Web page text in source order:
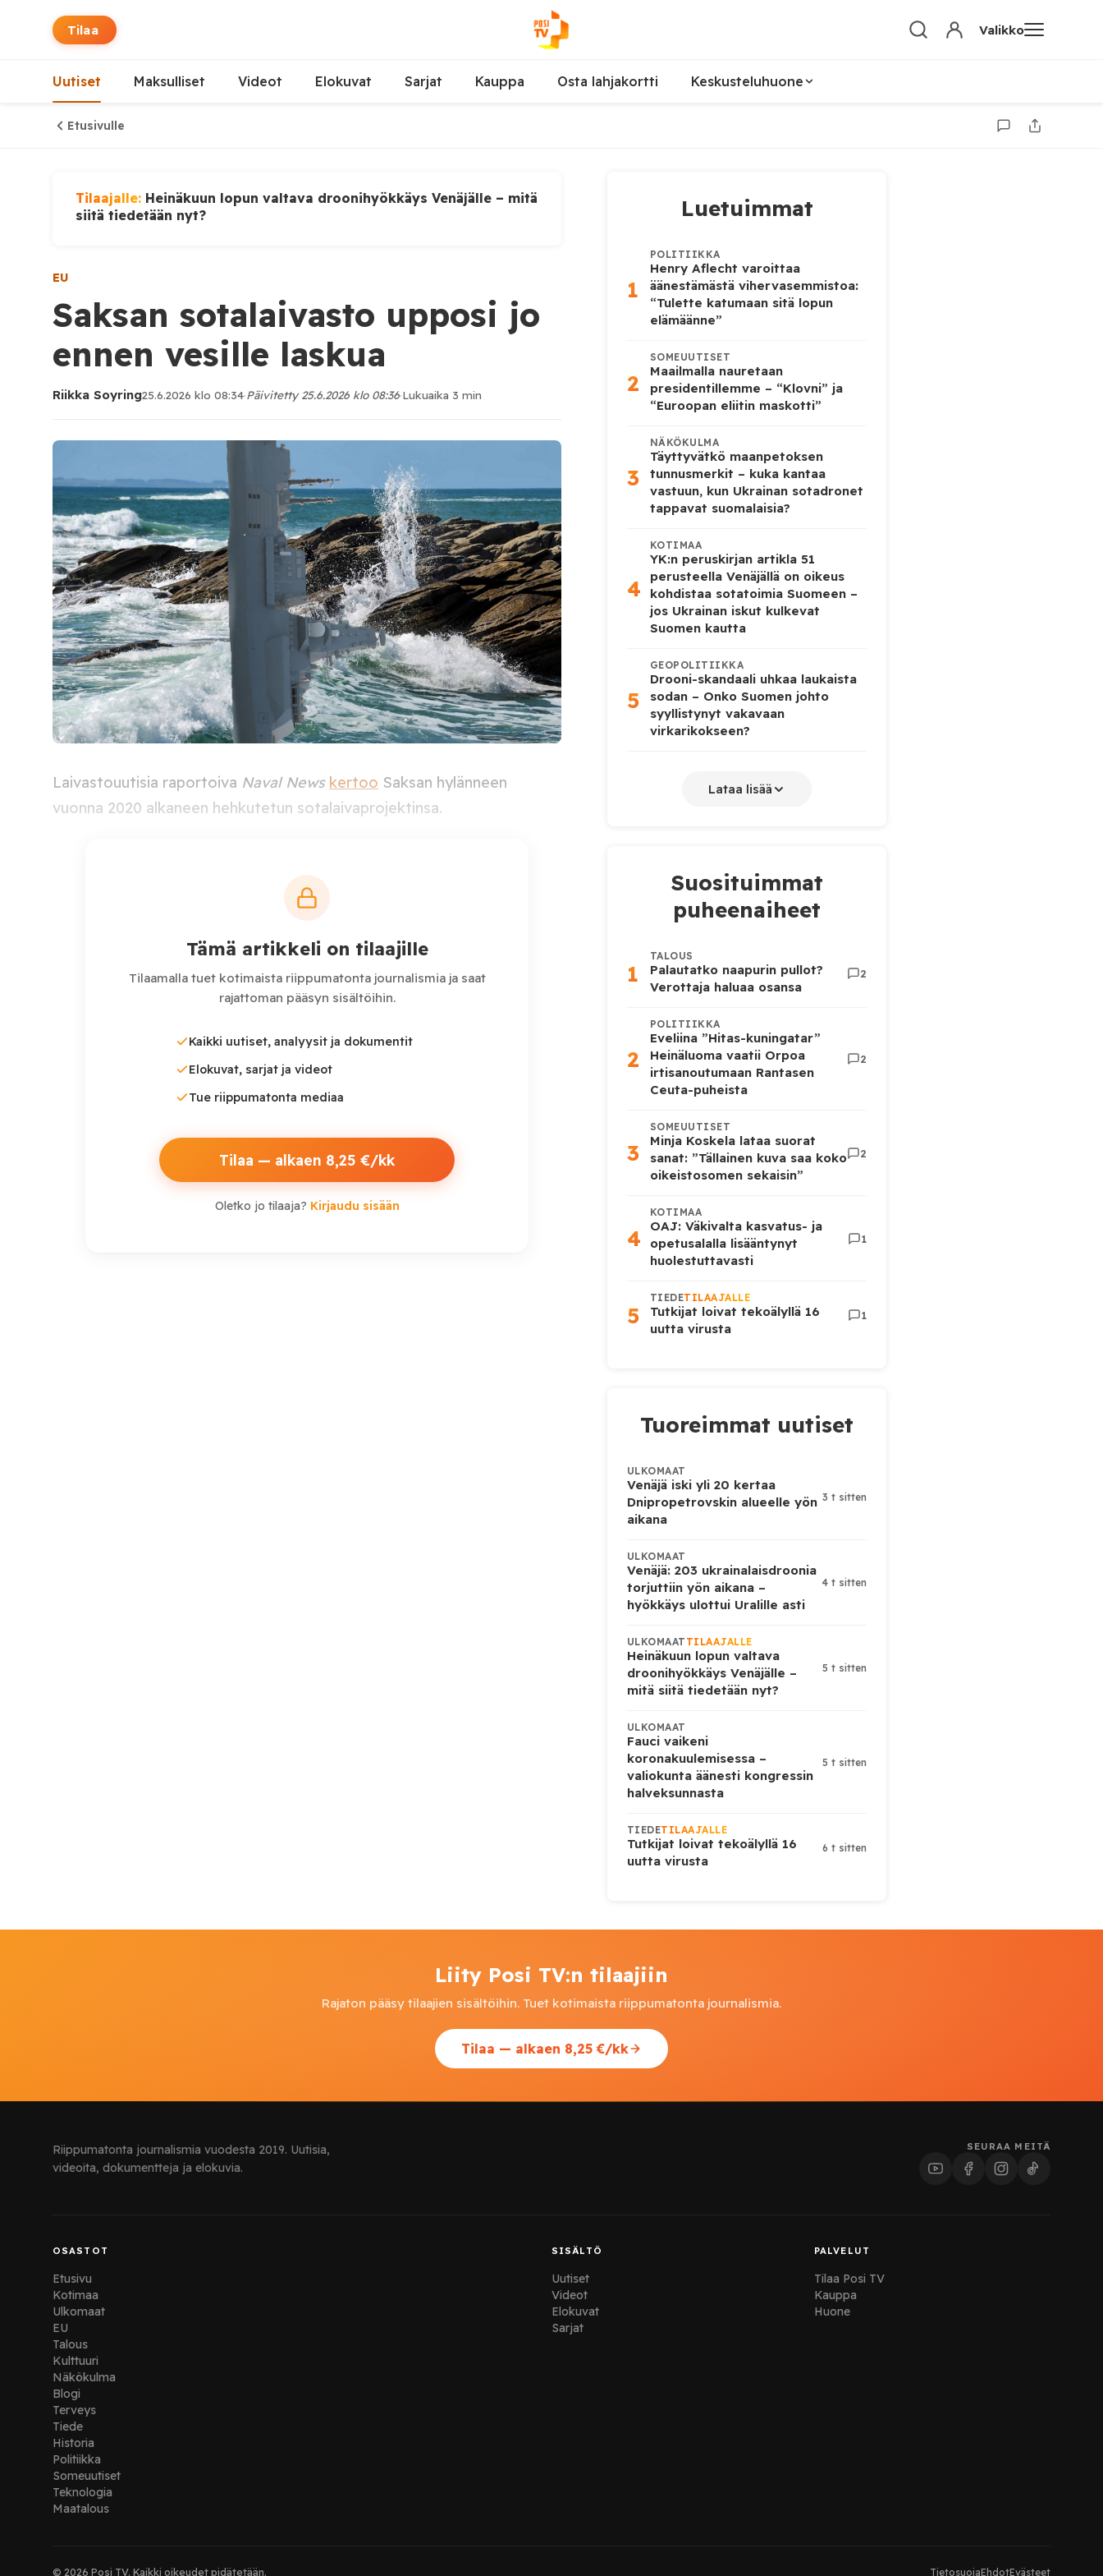
Tilaa Valikko
Uutiset Maksulliset Videot Elokuvat Sarjat Kauppa Osta lahjakortti Keskusteluhuone
Etusivulle
Tilaajalle: Heinäkuun lopun valtava droonihyökkäys Venäjälle – mitä
siitä tiedetään nyt?
EU
Saksan sotalaivasto upposi jo
ennen vesille laskua
Riikka Soyring25.6.2026 klo 08:34·Päivitetty 25.6.2026 klo 08:36·Lukuaika 3 min
Laivastouutisia raportoiva Naval News kertoo Saksan hylänneen
vuonna 2020 alkaneen hehkutetun sotalaivaprojektinsa.
kuuden F126-luokan sotafregatin rakennusprojektia. Peruutuksen syyksi
on ilmoitettu merkittävät viivästykset projektissa sekä pelko kulujen
Tämä artikkeli on tilaajille
Tilaamalla tuet kotimaista riippumatonta journalismia ja saat
rajattoman pääsyn sisältöihin.
Kaikki uutiset, analyysit ja dokumentit
Elokuvat, sarjat ja videot
Tue riippumatonta mediaa
Tilaa — alkaen 8,25 €/kk
Oletko jo tilaaja? Kirjaudu sisään
Luetuimmat
1
POLITIIKKA
Henry Aflecht varoittaa
äänestämästä vihervasemmistoa:
“Tulette katumaan sitä lopun
elämäänne”
2
SOMEUUTISET
Maailmalla nauretaan
presidentillemme – “Klovni” ja
“Euroopan eliitin maskotti”
3
NÄKÖKULMA
Täyttyvätkö maanpetoksen
tunnusmerkit – kuka kantaa
vastuun, kun Ukrainan sotadronet
tappavat suomalaisia?
4
KOTIMAA
YK:n peruskirjan artikla 51
perusteella Venäjällä on oikeus
kohdistaa sotatoimia Suomeen –
jos Ukrainan iskut kulkevat
Suomen kautta
5
GEOPOLITIIKKA
Drooni-skandaali uhkaa laukaista
sodan – Onko Suomen johto
syyllistynyt vakavaan
virkarikokseen?
Lataa lisää
Suosituimmat
puheenaiheet
1
TALOUS
Palautatko naapurin pullot?
Verottaja haluaa osansa
2
2
POLITIIKKA
Eveliina ”Hitas-kuningatar”
Heinäluoma vaatii Orpoa
irtisanoutumaan Rantasen
Ceuta-puheista
2
3
SOMEUUTISET
Minja Koskela lataa suorat
sanat: ”Tällainen kuva saa koko
oikeistosomen sekaisin”
2
4
KOTIMAA
OAJ: Väkivalta kasvatus- ja
opetusalalla lisääntynyt
huolestuttavasti
1
5
TIEDETILAAJALLE
Tutkijat loivat tekoälyllä 16
uutta virusta
1
Tuoreimmat uutiset
ULKOMAAT
Venäjä iski yli 20 kertaa
Dnipropetrovskin alueelle yön
aikana
3 t sitten
ULKOMAAT
Venäjä: 203 ukrainalaisdroonia
torjuttiin yön aikana –
hyökkäys ulottui Uralille asti
4 t sitten
ULKOMAAT TILAAJALLE
Heinäkuun lopun valtava
droonihyökkäys Venäjälle –
mitä siitä tiedetään nyt?
5 t sitten
ULKOMAAT
Fauci vaikeni
koronakuulemisessa –
valiokunta äänesti kongressin
halveksunnasta
5 t sitten
TIEDETILAAJALLE
Tutkijat loivat tekoälyllä 16
uutta virusta
6 t sitten
Liity Posi TV:n tilaajiin
Rajaton pääsy tilaajien sisältöihin. Tuet kotimaista riippumatonta journalismia.
Tilaa — alkaen 8,25 €/kk
Riippumatonta journalismia vuodesta 2019. Uutisia,
videoita, dokumentteja ja elokuvia.
SEURAA MEITÄ
OSASTOT
Etusivu
Kotimaa
Ulkomaat
EU
Talous
Kulttuuri
Näkökulma
Blogi
Terveys
Tiede
Historia
Politiikka
Someuutiset
Teknologia
Maatalous
SISÄLTÖ
Uutiset
Videot
Elokuvat
Sarjat
PALVELUT
Tilaa Posi TV
Kauppa
Huone
© 2026 Posi TV. Kaikki oikeudet pidätetään. TietosuojaEhdotEvästeet